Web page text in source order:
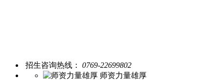
招生咨询热线：
0769-22699802
师资力量雄厚